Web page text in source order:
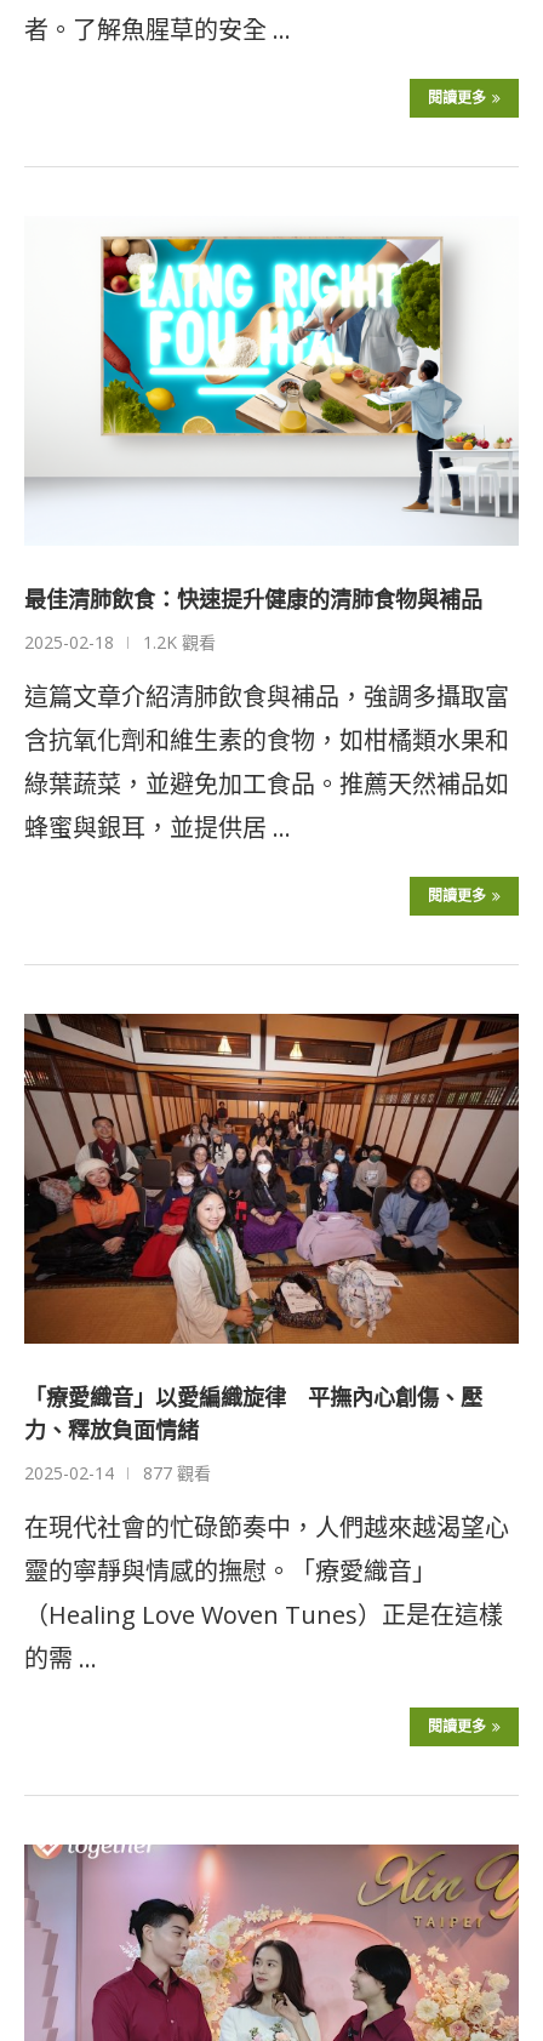
者。了解魚腥草的安全 …
閱讀更多
最佳清肺飲食：快速提升健康的清肺食物與補品
2025-02-18 1.2K 觀看
這篇文章介紹清肺飲食與補品，強調多攝取富
含抗氧化劑和維生素的食物，如柑橘類水果和
綠葉蔬菜，並避免加工食品。推薦天然補品如
蜂蜜與銀耳，並提供居 …
閱讀更多
「療愛織音」以愛編織旋律 平撫內心創傷、壓
力、釋放負面情緒
2025-02-14 877 觀看
在現代社會的忙碌節奏中，人們越來越渴望心
靈的寧靜與情感的撫慰。「療愛織音」
（Healing Love Woven Tunes）正是在這樣
的需 …
閱讀更多